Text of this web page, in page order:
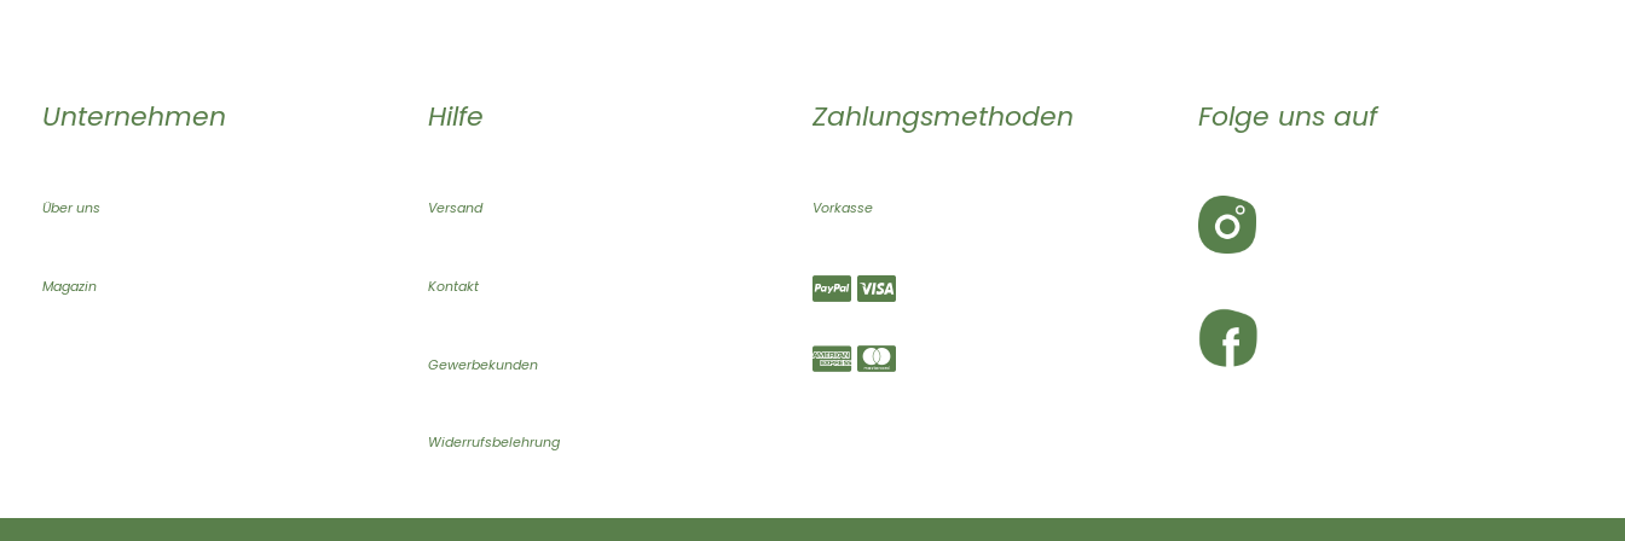
Unternehmen
Über uns
Magazin
Hilfe
Versand
Kontakt
Gewerbekunden
Widerrufsbelehrung
Zahlungsmethoden
Vorkasse
Folge uns auf